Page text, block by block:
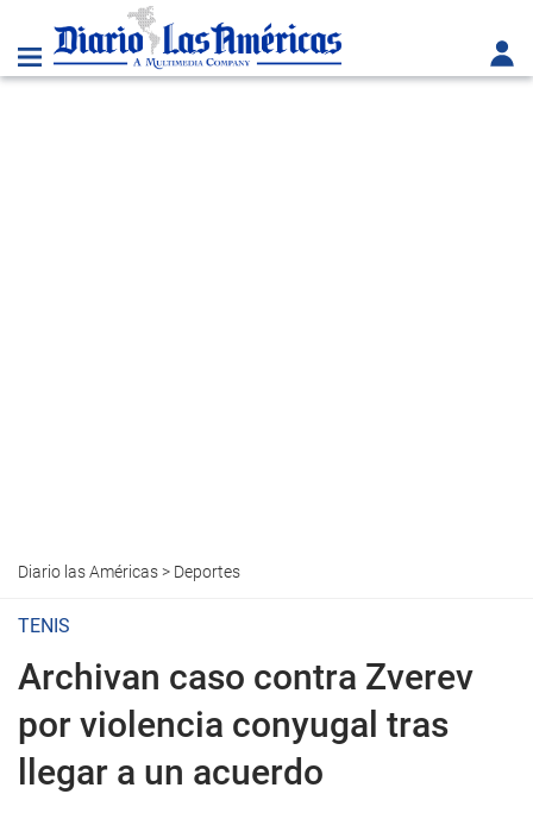
Diario las Américas> Deportes
TENIS
Archivan caso contra Zverev
por violencia conyugal tras
llegar a un acuerdo